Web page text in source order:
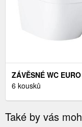
ZÁVĚSNÉ WC EURO
CERAMIC
6 kousků
Také by vás